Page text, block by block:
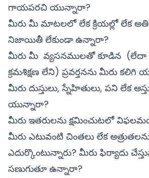
గాయపరచి యున్నారా?
మీరు మీ మాటలలో లేక క్రియల్లో లేక
నిజాయితీ లేకుండా ఉన్నారా?
మీరు మీ వ్యసనములతో కూడిన
క్రమశిక్షణ లేని) ప్రవర్తనను మీరు కలిగి
మీరు దుస్తులు, స్నేహితులు, పని లేక
యున్నారా?
మీరు ఇతరులను క్షమించుటలో
మీరు ఎటువంటి చింతలు లేక
ఎదుర్కొంటున్నారు? మీరు ఫిర్యాదు
సణుగుతూ ఉన్నారా?